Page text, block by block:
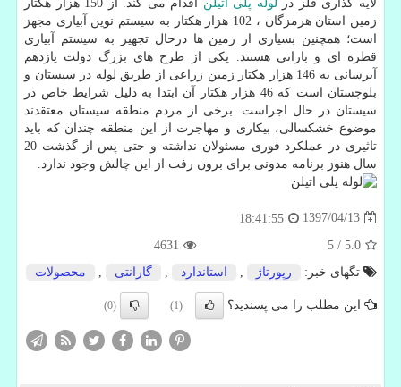
لایه گذاری فلز در لوله پلی اتیلن
اقدام می کند. از 150 هزار هکتار
زمین استان هرمزگان ، 102 هزار هکتار به سیستم نوین آبیاری مجهز
است؛ همچنین بسیاری از زمین ها درحال تجهیز به سیستم آبیاری
قطره ای و بارانی هستند. یکی از طرح های بزرگ دولت یازدهم
آبرسانی به 146 هزار هکتار زمین زراعی از طریق لوله در سیستان و
بلوچستان است که 46 هزار هکتار آن ابتدا به دلیل شرایط خاص در
سیستان در حال اجراست. برخی از مردم منطقه سیستان معتقدند
موضوع خشکسالی، بیکاری و مهاجرت از این منطقه چندان که باید
تاثیری در عملکرد فوری مسئولان نداشته و حتی پس از گذشت 20
سال هنوز برنامه مدونی برای برون رفت از این چالش وجود ندارد.
1397/04/13
18:41:55
5.0
/
5
4631
تگهای خبر:
رپورتاژ استاندارد گارانتی محصولات
این مطلب را می پسندید؟ (1)
(0)